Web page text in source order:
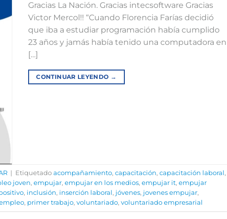
Gracias La Nación. Gracias intecsoftware Gracias
Victor Mercol!! “Cuando Florencia Farías decidió
que iba a estudiar programación había cumplido
23 años y jamás había tenido una computadora en
[…]
CONTINUAR LEYENDO →
| Etiquetado acompañamiento, capacitación, capacitación laboral,
joven, empujar, empujar en los medios, empujar it, empujar
, inclusión, inserción laboral, jóvenes, jovenes empujar,
, primer trabajo, voluntariado, voluntariado empresarial